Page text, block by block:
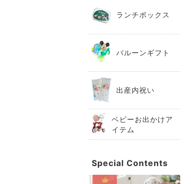
ランチボックス
バルーンギフト
出産内祝い
ベビーお出かけア
イテム
Special Contents